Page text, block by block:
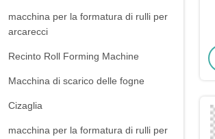
macchina per la formatura di rulli per
arcarecci
Recinto Roll Forming Machine
Macchina di scarico delle fogne
Cizaglia
macchina per la formatura di rulli per